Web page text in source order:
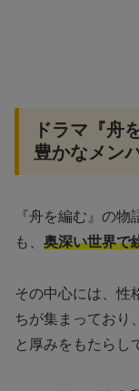
ドラマ『舟
豊かなメン
『舟を編む』の
も、 奥深い世界で
その中心には、性
ちが集まっており
と厚みをもたらし